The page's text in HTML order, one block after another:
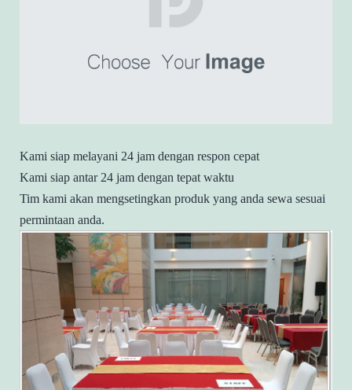
Kami siap melayani 24 jam dengan respon cepat
Kami siap antar 24 jam dengan tepat waktu
Tim kami akan mengsetingkan produk yang anda sewa sesuai
permintaan anda.